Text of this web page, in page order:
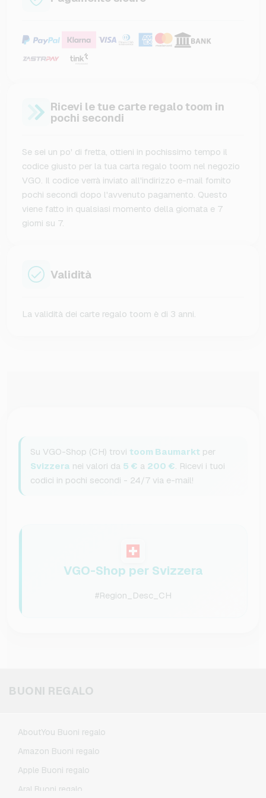
Ricevi le tue carte regalo toom in
pochi secondi
Se sei un po' di fretta, ottieni in pochissimo tempo il
codice giusto per la tua carta regalo toom nel negozio
VGO. Il codice verrà inviato all'indirizzo e-mail fornito
pochi secondi dopo l'avvenuto pagamento. Questo
viene fatto in qualsiasi momento della giornata e 7
giorni su 7.
Validità
La validità dei carte regalo toom è di 3 anni.
Su VGO-Shop (CH) trovi toom Baumarkt per
Svizzera nei valori da 5 € a 200 €. Ricevi i tuoi
codici in pochi secondi - 24/7 via e-mail!
VGO-Shop per Svizzera
#Region_Desc_CH
BUONI REGALO
AboutYou Buoni regalo
Amazon Buoni regalo
Apple Buoni regalo
Aral Buoni regalo